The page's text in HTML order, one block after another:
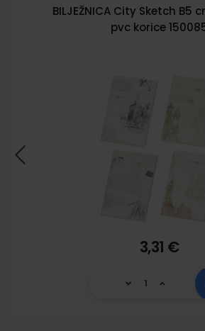
BILJEŽNICA City Sketch B5
pvc korice
3,31 €